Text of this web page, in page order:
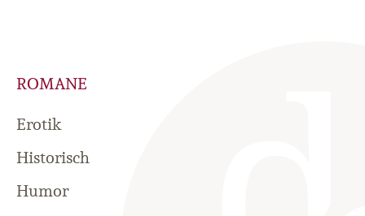
ROMANE
Erotik
Historisch
Humor